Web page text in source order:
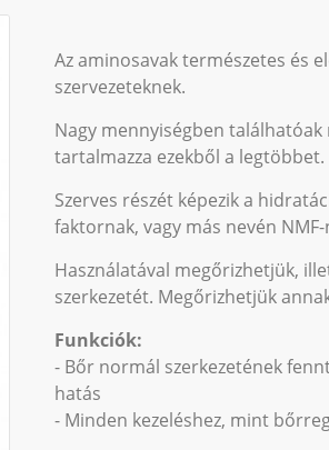
Az aminosavak természetes és
szervezeteknek.
Nagy mennyiségben
tartalmazza ezekből a legtöbbet.
Szerves részét képezik a
faktornak, vagy más nevén NMF-
Használatával megőrizhetjük,
szerkezetét. Megőrizhetjük
Funkciók:
- Bőr normál szerkezetének
hatás
- Minden kezeléshez, mint